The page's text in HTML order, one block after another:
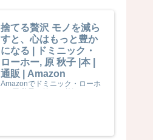
捨てる贅沢 モノを減ら
すと、心はもっと豊か
になる | ドミニック・
ローホー, 原 秋子 |本 |
通販 | Amazon
Amazonでドミニック・ローホ
対象商品は当日お届けも可能。